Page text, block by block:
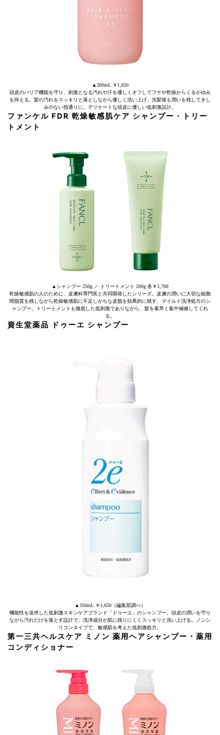
▲200mL ￥1,650
頭皮のバリア機能を守り、刺激となる汚れや汗を優しくオフしてフケや乾燥からくるかゆみ
を抑える。髪の汚れをスッキリと落としながら優しく洗い上げ、洗髪後も潤いを残してきし
みのない指通りに。デリケートな頭皮に優しい低刺激設計。
ファンケル FDR 乾燥敏感肌ケア シャンプー・トリー
トメント
▲シャンプー 250g ／ トリートメント 200g 各￥1,760
乾燥敏感肌の人のために、皮膚科専門医と共同開発したシリーズ。皮膚の潤いに大切な細胞
間脂質を残しながら乾燥敏感肌に不足しがちな皮脂を効果的に残す、マイルド洗浄処方のシ
ャンプー。トリートメントも徹底した低刺激でありながら、髪を素早く集中補修してくれ
る。
資生堂薬品 ドゥーエ シャンプー
▲350mL ￥1,650（編集部調べ）
機能性を追求した低刺激スキンケアブランド「ドゥーエ」のシャンプー。頭皮の潤いを守り
ながら汚れだけを落とす設計で、洗浄成分が肌に残りにくくスッキリと洗い上げる。ノンシ
リコンタイプで、敏感肌を考えた低刺激処方。
第一三共ヘルスケア ミノン 薬用ヘアシャンプー・薬用
コンディショナー